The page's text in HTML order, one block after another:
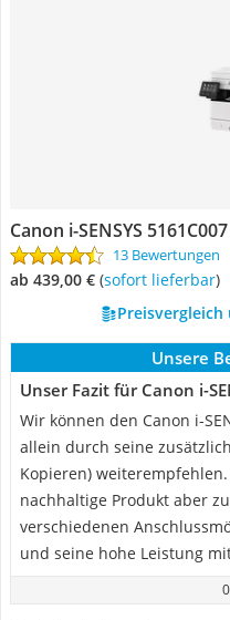
Canon i-SENSYS 5161C007
13 Bewertungen
ab 439,00 € ( Sofort lieferbar)
Unsere
Unser Fazit für Canon i-
Wir können den Canon i-
allein durch seine
Kopieren)
nachhaltige Produkt aber
verschiedenen
und seine hohe Leistung